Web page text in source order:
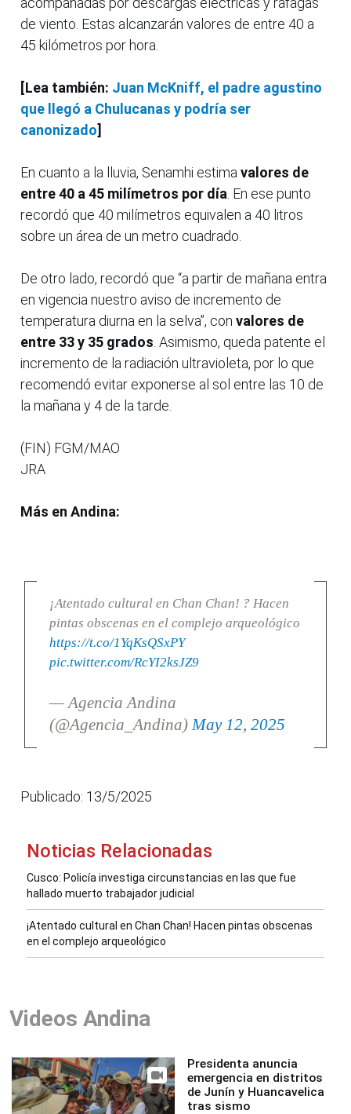
de viento. Estas alcanzarán valores de entre 40 a
45 kilómetros por hora.
[Lea también: Juan McKniff, el padre agustino
que llegó a Chulucanas y podría ser
canonizado]
En cuanto a la lluvia, Senamhi estima valores de
entre 40 a 45 milímetros por día . En ese punto
recordó que 40 milímetros equivalen a 40 litros
sobre un área de un metro cuadrado.
De otro lado, recordó que “a partir de mañana entra
en vigencia nuestro aviso de incremento de
temperatura diurna en la selva”, con valores de
entre 33 y 35 grados . Asimismo, queda patente el
incremento de la radiación ultravioleta, por lo que
recomendó evitar exponerse al sol entre las 10 de
la mañana y 4 de la tarde.
(FIN) FGM/MAO
JRA
Más en Andina:
¡Atentado cultural en Chan Chan! ? Hacen
pintas obscenas en el complejo arqueológico
https://t.co/1YqKsQSxPY
pic.twitter.com/RcYI2ksJZ9
— Agencia Andina
(@Agencia_Andina)May 12, 2025
Publicado: 13/5/2025
Noticias Relacionadas
Cusco: Policía investiga circunstancias en las que fue
hallado muerto trabajador judicial
¡Atentado cultural en Chan Chan! Hacen pintas obscenas
en el complejo arqueológico
Videos Andina
Presidenta anuncia
emergencia en distritos
de Junín y Huancavelica
tras sismo